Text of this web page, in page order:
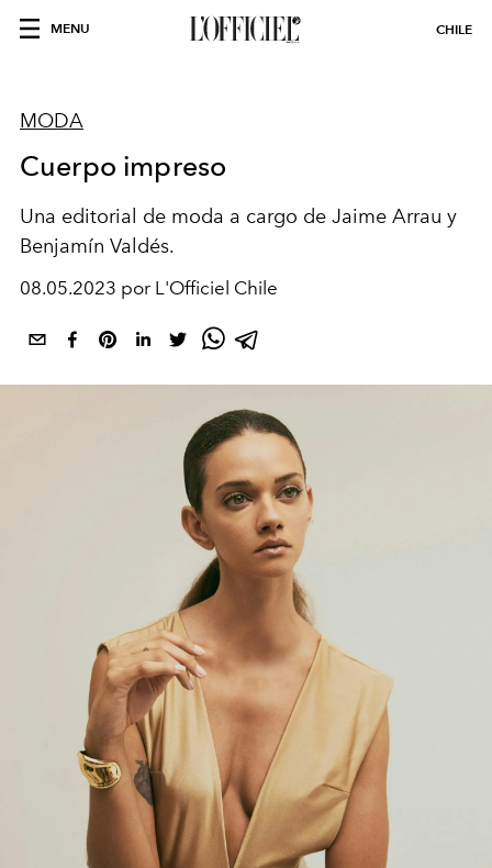
MENU CHILE
MODA
Cuerpo impreso
Una editorial de moda a cargo de Jaime Arrau y
Benjamín Valdés.
08.05.2023 por L'Officiel Chile